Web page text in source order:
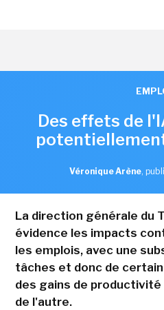
Des effets de
Véronique Arène,
La direction générale du
évidence les impacts
les emplois, avec une
tâches et donc de
des gains de
de l'autre.